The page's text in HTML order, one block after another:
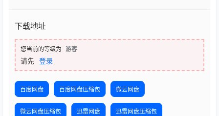
下载地址
您当前的等级为 游客
请先 登录
百度网盘 百度网盘压缩包 微云网盘
微云网盘压缩包 迅雷网盘 迅雷网盘压缩包